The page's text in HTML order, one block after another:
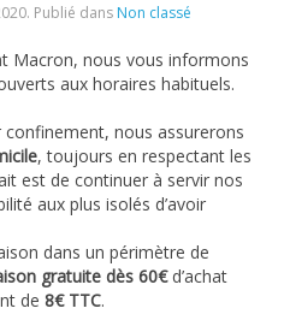
. Publié dans Non classé
Macron, nous vous informons
aux horaires habituels.
nous assurerons
, toujours en respectant les
est de continuer à servir nos
aux plus isolés d’avoir
dans un périmètre de
gratuite dès 60€d’achat
de 8€ TTC.